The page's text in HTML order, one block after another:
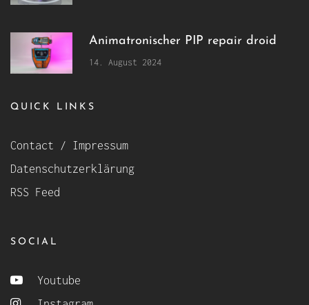
Animatronischer PIP repair droid
14. August 2024
QUICK LINKS
Contact / Impressum
Datenschutzerklärung
RSS Feed
SOCIAL
Youtube